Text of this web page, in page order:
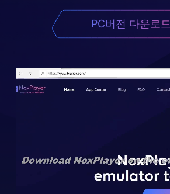
PC버전 다운로드